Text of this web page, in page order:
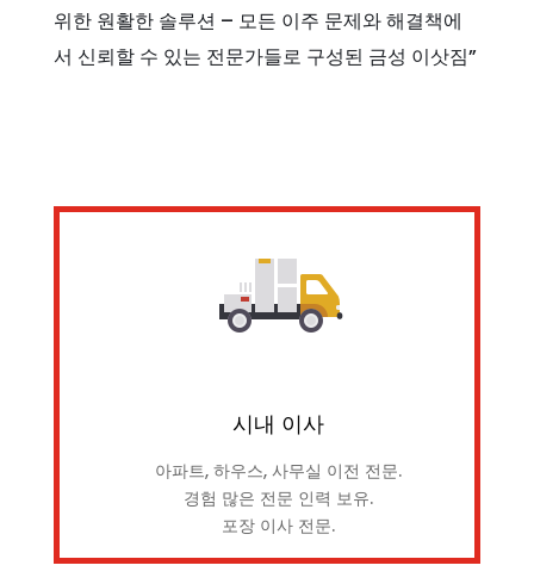
위한 원활한 솔루션 – 모든 이주 문제와 해결책에
서 신뢰할 수 있는 전문가들로 구성된 금성 이삿짐”
시내 이사
아파트, 하우스, 사무실 이전 전문.
경험 많은 전문 인력 보유.
포장 이사 전문.